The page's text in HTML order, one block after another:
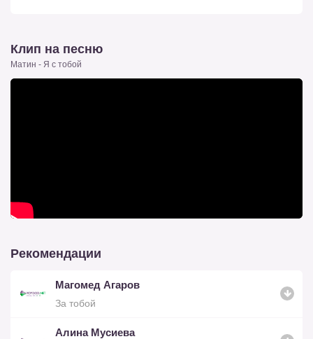
Клип на песню
Матин - Я с тобой
Рекомендации
Магомед Агаров
За тобой
Алина Мусиева